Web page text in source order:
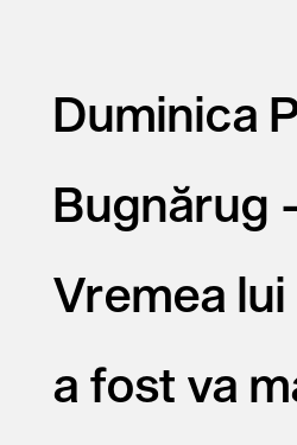
Duminica
Bugnărug
Vremea
a fost va